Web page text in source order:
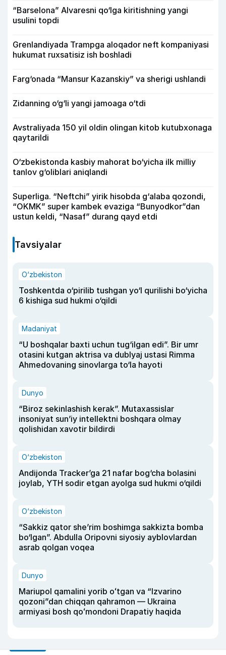
“Barselona” Alvaresni qo‘lga kiritishning yangi
usulini topdi
Grenlandiyada Trampga aloqador neft kompaniyasi
hukumat ruxsatisiz ish boshladi
Farg‘onada “Mansur Kazanskiy” va sherigi ushlandi
Zidanning o‘g‘li yangi jamoaga o‘tdi
Avstraliyada 150 yil oldin olingan kitob kutubxonaga
qaytarildi
O‘zbekistonda kasbiy mahorat bo‘yicha ilk milliy
tanlov g‘oliblari aniqlandi
Superliga. “Neftchi” yirik hisobda g‘alaba qozondi,
“OKMK” super kambek evaziga “Bunyodkor”dan
ustun keldi, “Nasaf” durang qayd etdi
Tavsiyalar
O‘zbekiston
Toshkentda o‘pirilib tushgan yo‘l qurilishi bo‘yicha
6 kishiga sud hukmi o‘qildi
Madaniyat
“U boshqalar baxti uchun tug‘ilgan edi”. Bir umr
otasini kutgan aktrisa va dublyaj ustasi Rimma
Ahmedovaning sinovlarga to‘la hayoti
Dunyo
“Biroz sekinlashish kerak”. Mutaxassislar
insoniyat sun’iy intellektni boshqara olmay
qolishidan xavotir bildirdi
O‘zbekiston
Andijonda Tracker’ga 21 nafar bog‘cha bolasini
joylab, YTH sodir etgan ayolga sud hukmi o‘qildi
O‘zbekiston
“Sakkiz qator she’rim boshimga sakkizta bomba
bo‘lgan”. Abdulla Oripovni siyosiy ayblovlardan
asrab qolgan voqea
Dunyo
Mariupol qamalini yorib oʻtgan va “Izvarino
qozoni”dan chiqqan qahramon — Ukraina
armiyasi bosh qoʻmondoni Drapatiy haqida